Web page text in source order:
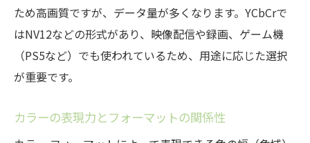
ため高画質ですが、データ量が多くなります。YCbCrで
はNV12などの形式があり、映像配信や録画、ゲーム機
（PS5など）でも使われているため、用途に応じた選択
が重要です。
カラーの表現力とフォーマットの関係性